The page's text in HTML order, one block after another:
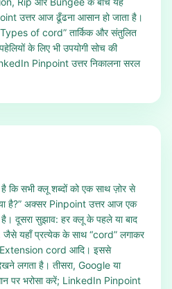
उत्तर आज ढूँढना आसान हो जाता है।
of cord” तार्किक और संतुलित
के लिए भी उपयोगी सोच की
Pinpoint उत्तर निकालना सरल
कि सभी क्लू शब्दों को एक साथ ज़ोर से
है?” अक्सर Pinpoint उत्तर आज एक
है। दूसरा सुझाव: हर क्लू के पहले या बाद
जैसे यहाँ प्रत्येक के साथ “cord” लगाकर
cord आदि। इससे
लगता है। तीसरा, Google या
पर भरोसा करें; LinkedIn Pinpoint